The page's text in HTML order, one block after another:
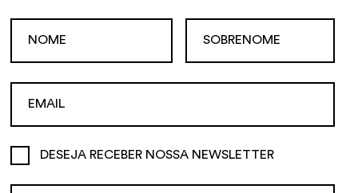
DESEJA RECEBER NOSSA NEWSLETTER